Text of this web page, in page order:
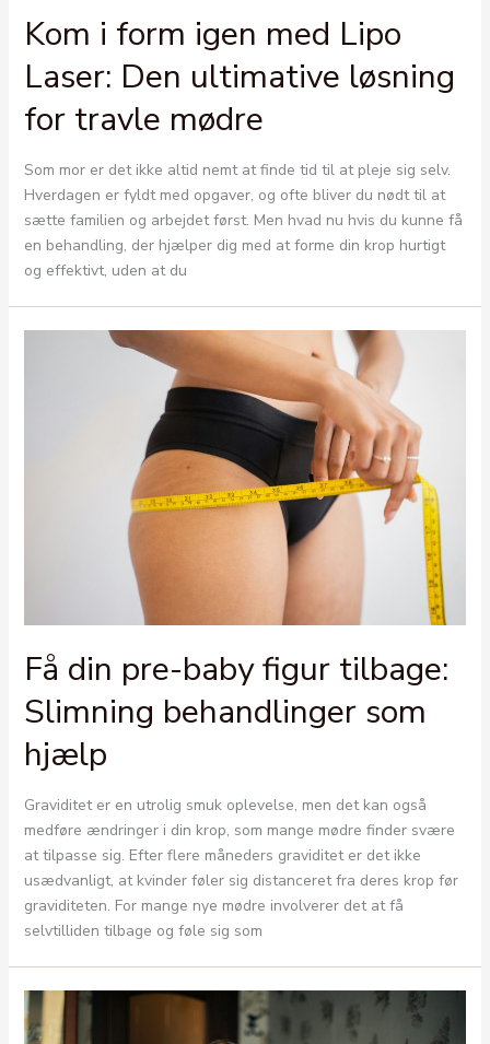
Kom i form igen med Lipo
Laser: Den ultimative løsning
for travle mødre
Som mor er det ikke altid nemt at finde tid til at pleje sig selv.
Hverdagen er fyldt med opgaver, og ofte bliver du nødt til at
sætte familien og arbejdet først. Men hvad nu hvis du kunne få
en behandling, der hjælper dig med at forme din krop hurtigt
og effektivt, uden at du
Få din pre-baby figur tilbage:
Slimning behandlinger som
hjælp
Graviditet er en utrolig smuk oplevelse, men det kan også
medføre ændringer i din krop, som mange mødre finder svære
at tilpasse sig. Efter flere måneders graviditet er det ikke
usædvanligt, at kvinder føler sig distanceret fra deres krop før
graviditeten. For mange nye mødre involverer det at få
selvtilliden tilbage og føle sig som